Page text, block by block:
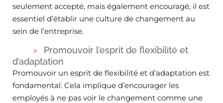
seulement accepté, mais également encouragé, il est
essentiel d’établir une culture de changement au
sein de l’entreprise.
Promouvoir l’esprit de flexibilité et
d’adaptation
Promouvoir un esprit de flexibilité et d’adaptation est
fondamental. Cela implique d’encourager les
employés à ne pas voir le changement comme une